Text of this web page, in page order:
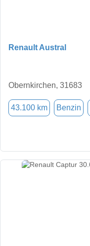
Renault Austral
Obernkirchen, 31683
43.100 km Benzin